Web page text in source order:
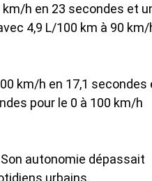
h en 23 secondes et
4,9 L/100 km à 90 km/
km/h en 17,1 secondes
pour le 0 à 100 km/h
autonomie dépassait
urbains.